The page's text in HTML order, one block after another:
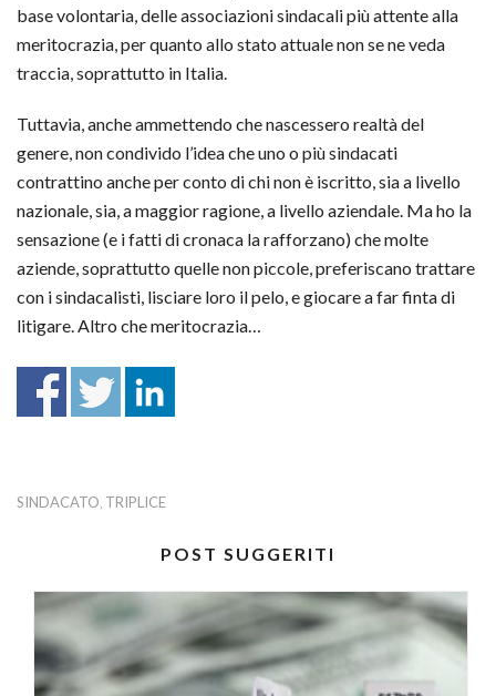
base volontaria, delle associazioni sindacali più attente alla
meritocrazia, per quanto allo stato attuale non se ne veda
traccia, soprattutto in Italia.
Tuttavia, anche ammettendo che nascessero realtà del
genere, non condivido l’idea che uno o più sindacati
contrattino anche per conto di chi non è iscritto, sia a livello
nazionale, sia, a maggior ragione, a livello aziendale. Ma ho la
sensazione (e i fatti di cronaca la rafforzano) che molte
aziende, soprattutto quelle non piccole, preferiscano trattare
con i sindacalisti, lisciare loro il pelo, e giocare a far finta di
litigare. Altro che meritocrazia…
SINDACATO TRIPLICE
POST SUGGERITI